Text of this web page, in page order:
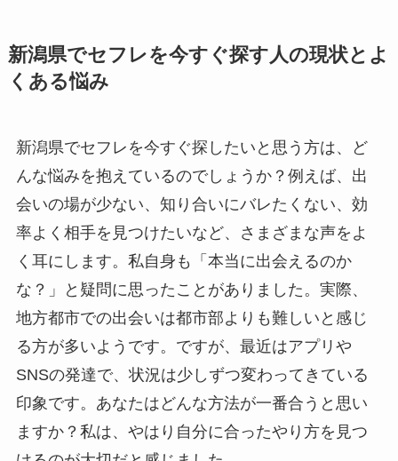
新潟県でセフレを今すぐ探す人の現状とよ
くある悩み
新潟県でセフレを今すぐ探したいと思う方は、ど
んな悩みを抱えているのでしょうか？例えば、出
会いの場が少ない、知り合いにバレたくない、効
率よく相手を見つけたいなど、さまざまな声をよ
く耳にします。私自身も「本当に出会えるのか
な？」と疑問に思ったことがありました。実際、
地方都市での出会いは都市部よりも難しいと感じ
る方が多いようです。ですが、最近はアプリや
SNSの発達で、状況は少しずつ変わってきている
印象です。あなたはどんな方法が一番合うと思い
ますか？私は、やはり自分に合ったやり方を見つ